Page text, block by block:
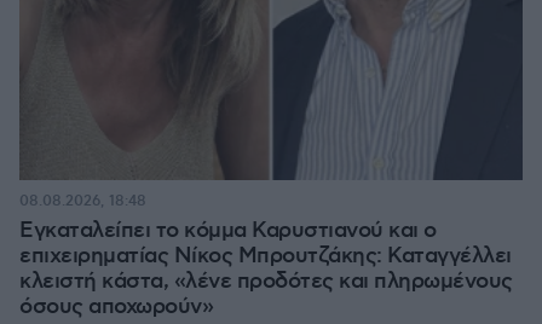
Εγκαταλείπει το κόμμα Καρυστιανού και ο
επιχειρηματίας Νίκος Μπρουτζάκης: Καταγγέλλει
κλειστή κάστα, «λένε προδότες και πληρωμένους
όσους αποχωρούν»
08.08.2026, 18:48